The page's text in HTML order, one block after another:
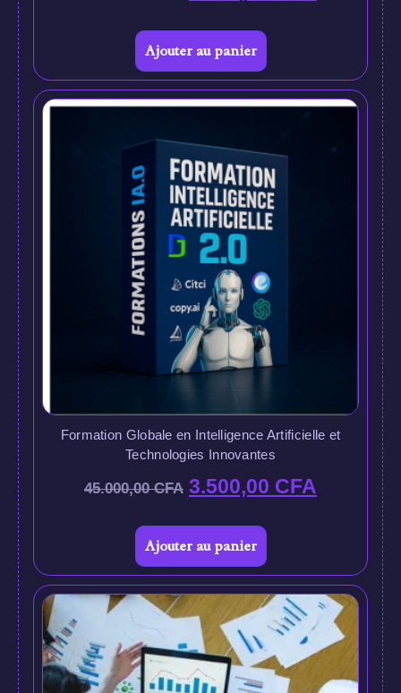
Ajouter au panier
Formation Globale en Intelligence Artificielle et
Technologies Innovantes
45.000,00CFA 3.500,00 CFA
Ajouter au panier